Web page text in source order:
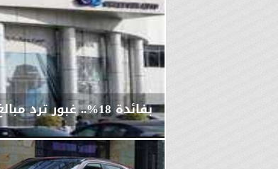
بفائدة 18%.. غبور ترد مبالغ حجوزات السيارات غير المتوفرة